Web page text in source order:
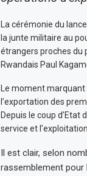
La cérémonie du
la junte militaire au
étrangers proches du
Rwandais Paul
Le moment
l’exportation des
Depuis le coup
service et
Il est clair, selon
rassemblement pour